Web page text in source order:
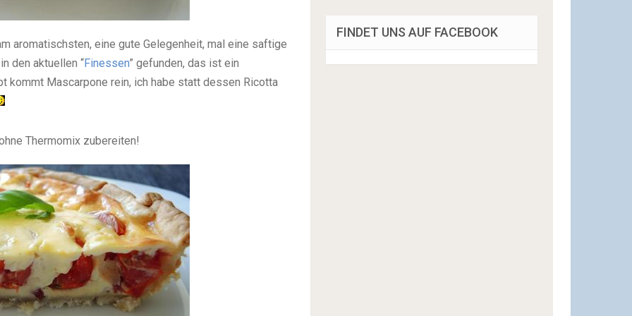
aromatischsten, eine gute Gelegenheit, mal eine saftige
den aktuellen “Finessen” gefunden, das ist ein
kommt Mascarpone rein, ich habe statt dessen Ricotta
Thermomix zubereiten!
FINDET UNS AUF FACEBOOK